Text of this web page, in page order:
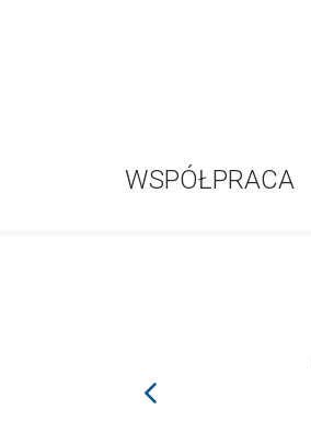
WSPÓŁPRACA
prev